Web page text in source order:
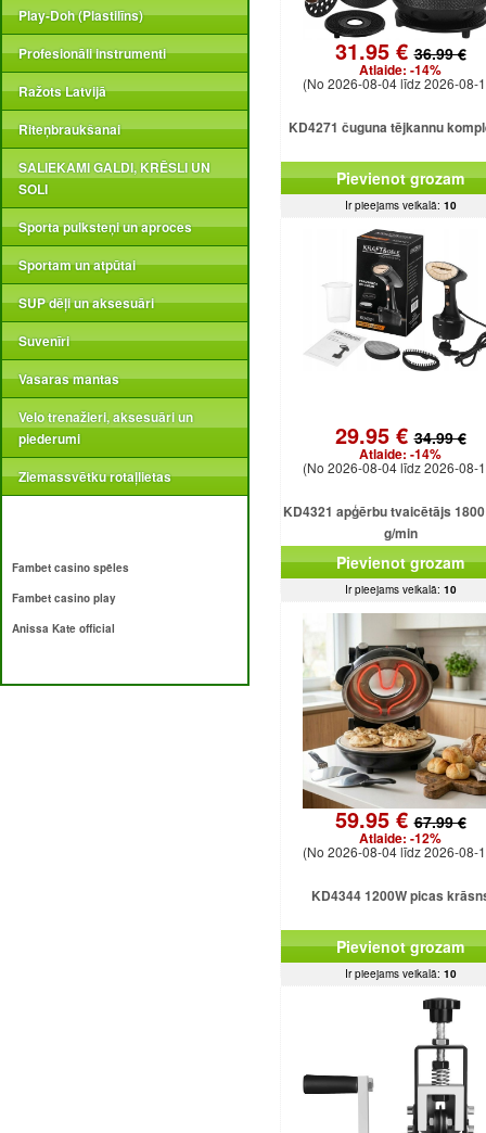
Play-Doh (Plastilīns)
Profesionāli instrumenti
Ražots Latvijā
Riteņbraukšanai
SALIEKAMI GALDI, KRĒSLI UN
SOLI
Sporta pulksteņi un aproces
Sportam un atpūtai
SUP dēļi un aksesuāri
Suvenīri
Vasaras mantas
Velo trenažieri, aksesuāri un
piederumi
Ziemassvētku rotaļlietas
Fambet casino spēles
Fambet casino play
Anissa Kate official
31.95 €36.99 €
Atlaide: -14%
(No 2026-08-04 līdz 2026-08-
KD4271 čuguna tējkannu
Pievienot grozam
Ir pieejams veikalā: 10
29.95 €34.99 €
Atlaide: -14%
(No 2026-08-04 līdz 2026-08-
KD4321 apģērbu tvaicētājs
g/min
Pievienot grozam
Ir pieejams veikalā: 10
59.95 €67.99 €
Atlaide: -12%
(No 2026-08-04 līdz 2026-08-
KD4344 1200W picas
Pievienot grozam
Ir pieejams veikalā: 10